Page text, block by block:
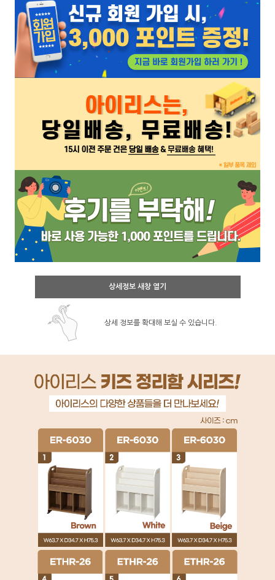
상세정보 새창 열기
상세 정보를 확대해 보실 수 있습니다.